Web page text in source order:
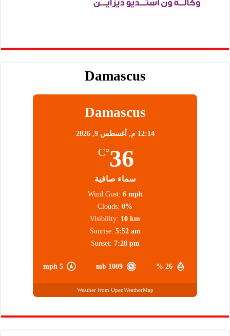
Damascus
Damascus
12:14 م, أغسطس 9, 2026
36
°C
سماء صافية
26 %
1009 mb
5 mph
Wind Gust: 6 mph
Clouds: 0%
Visibility: 10 km
Sunrise: 5:52 am
Sunset: 7:28 pm
Weather from OpenWeatherMap